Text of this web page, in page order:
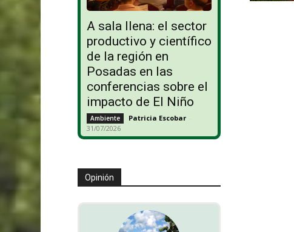
A sala llena: el sector
productivo y científico
de la región en
Posadas en las
conferencias sobre el
impacto de El Niño
Ambiente Patricia Escobar -
31/07/2026
Opinión